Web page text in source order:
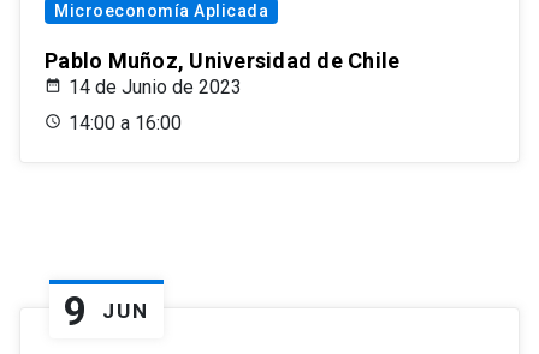
Microeconomía Aplicada
Pablo Muñoz, Universidad de Chile
14 de Junio de 2023
14:00 a 16:00
9 JUN